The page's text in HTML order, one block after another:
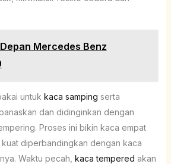
Mercedes Benz
untuk kaca samping serta
dan didinginkan dengan
Proses ini bikin kaca empat
kuat diperbandingkan dengan kaca
Waktu pecah, kaca tempered akan